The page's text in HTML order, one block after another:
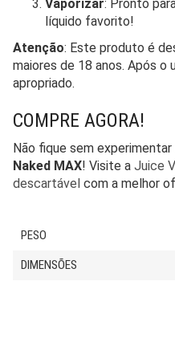
Vaporizar: Pronto
líquido favorito!
Atenção: Este produto é
maiores de 18 anos. Após
apropriado.
COMPRE AGORA!
Não fique sem experimentar
Naked MAX! Visite a Juice
descartável com a melhor
PESO
DIMENSÕES